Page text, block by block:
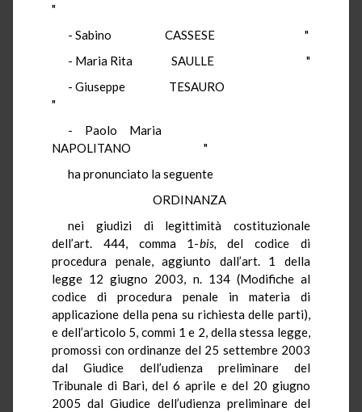
"
- Sabino CASSESE "
- Maria Rita SAULLE "
- Giuseppe TESAURO
"
- Paolo Maria
NAPOLITANO "
ha pronunciato la seguente
ORDINANZA
nei giudizi di legittimità costituzionale
dell’art. 444, comma 1-bis,del codice di
procedura penale, aggiunto dall’art. 1 della
legge 12 giugno 2003, n. 134 (Modifiche al
codice di procedura penale in materia di
applicazione della pena su richiesta delle parti),
e dell’articolo 5, commi 1 e 2, della stessa legge,
promossi con ordinanze del 25 settembre 2003
dal Giudice dell’udienza preliminare del
Tribunale di Bari, del 6 aprile e del 20 giugno
2005 dal Giudice dell’udienza preliminare del